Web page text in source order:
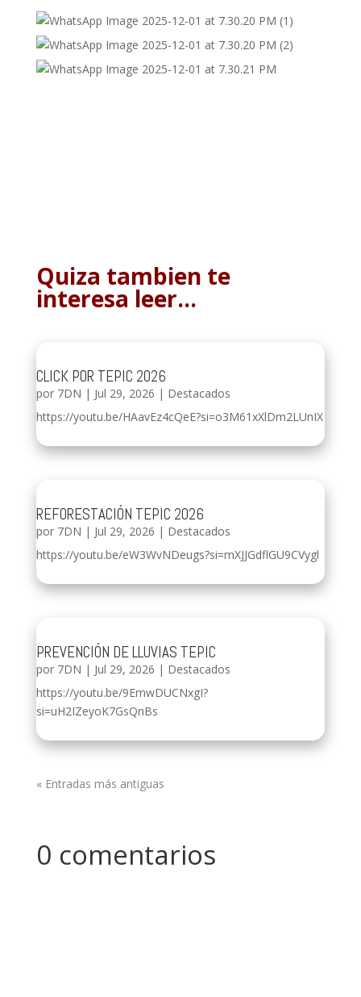
Quiza tambien te
interesa leer…
CLICK POR TEPIC 2026
por 7DN | Jul 29, 2026 | Destacados
https://youtu.be/HAavEz4cQeE?si=o3M61xXlDm2LUnIX
REFORESTACIÓN TEPIC 2026
por 7DN | Jul 29, 2026 | Destacados
https://youtu.be/eW3WvNDeugs?si=mXJJGdflGU9CVygl
PREVENCIÓN DE LLUVIAS TEPIC
por 7DN | Jul 29, 2026 | Destacados
https://youtu.be/9EmwDUCNxgI?
si=uH2IZeyoK7GsQnBs
« Entradas más antiguas
0 comentarios